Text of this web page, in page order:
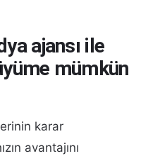
ajansı ile
mümkün
karar
avantajını